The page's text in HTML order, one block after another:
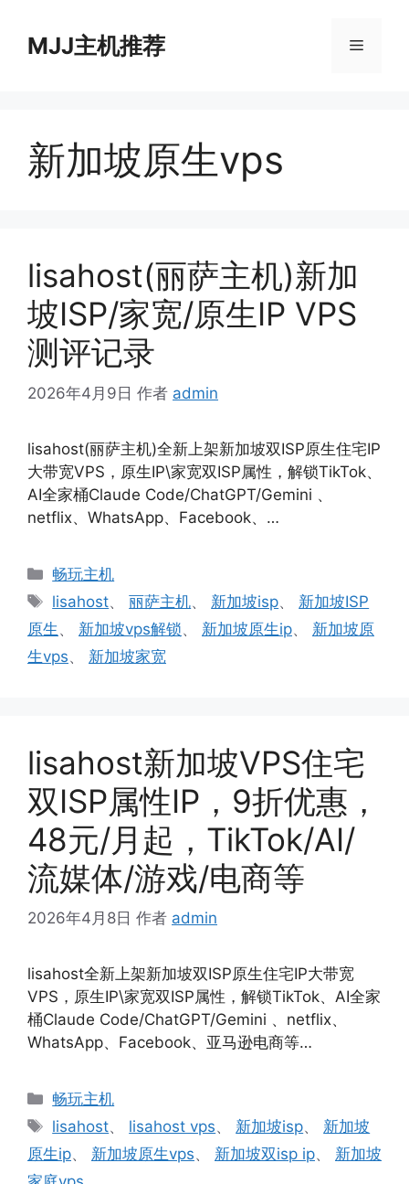
MJJ主机推荐 菜
新加坡原生vps
lisahost(丽萨主机)新加
坡ISP/家宽/原生IP VPS
测评记录
2026年4月9日 作者 admin
lisahost(丽萨主机)全新上架新加坡双ISP原生住宅IP
大带宽VPS，原生IP\家宽双ISP属性，解锁TikTok、
AI全家桶Claude Code/ChatGPT/Gemini 、
netflix、WhatsApp、Facebook、…
分
类
畅玩主机
标
签
lisahost、丽萨主机、 新加坡isp、 新加坡ISP
原生 、 新加坡vps解锁、 新加坡原生ip、 新加坡原
生vps、 新加坡家宽
lisahost新加坡VPS住宅
双ISP属性IP，9折优惠，
48元/月起，TikTok/AI/
流媒体/游戏/电商等
2026年4月8日 作者 admin
lisahost全新上架新加坡双ISP原生住宅IP大带宽
VPS，原生IP\家宽双ISP属性，解锁TikTok、AI全家
桶Claude Code/ChatGPT/Gemini 、netflix、
WhatsApp、Facebook、亚马逊电商等…
分
类
畅玩主机
标
签
lisahost、 lisahost vps、 新加坡isp、 新加坡
原生ip、 新加坡原生vps、 新加坡双isp ip、 新加坡